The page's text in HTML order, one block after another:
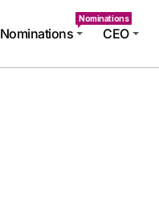
Nominations
Nominations
CEO